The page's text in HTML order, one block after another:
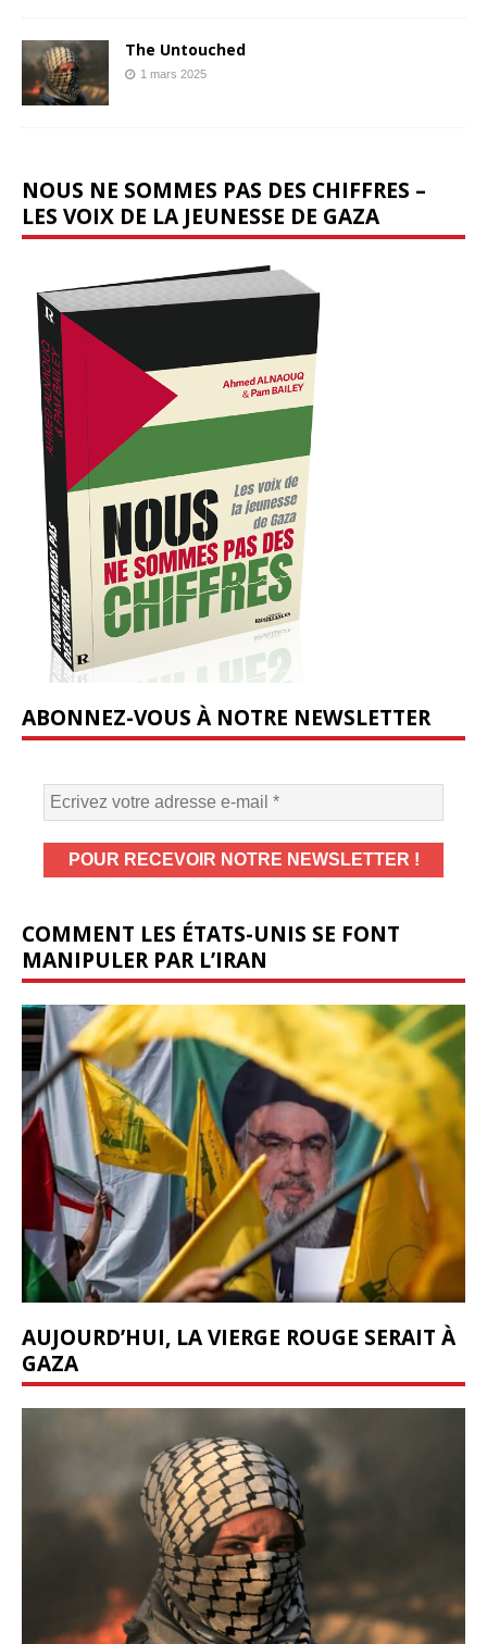
The Untouched
1 mars 2025
NOUS NE SOMMES PAS DES CHIFFRES –
LES VOIX DE LA JEUNESSE DE GAZA
ABONNEZ-VOUS À NOTRE NEWSLETTER
COMMENT LES ÉTATS-UNIS SE FONT
MANIPULER PAR L’IRAN
AUJOURD’HUI, LA VIERGE ROUGE SERAIT À
GAZA